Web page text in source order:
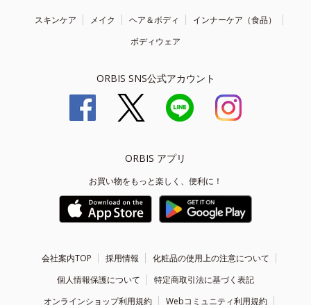
スキンケア メイク ヘア＆ボディ
インナーケア（食品）
ボディウェア
ORBIS SNS公式アカウント
ORBIS アプリ
お買い物をもっと楽しく、便利に！
会社案内TOP 採用情報
化粧品の使用上の注意について
個人情報保護について
特定商取引法に基づく表記
オンラインショップ利用規約
Webコミュニティ利用規約